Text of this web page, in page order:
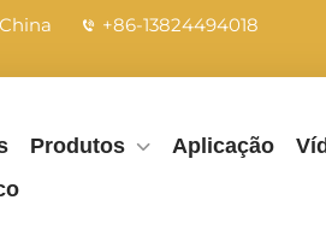
+86-13824494018
Produtos Aplicação